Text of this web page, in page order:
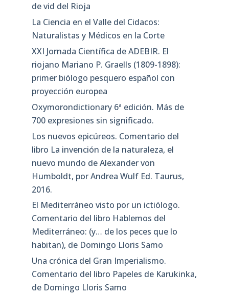
de vid del Rioja
La Ciencia en el Valle del Cidacos:
Naturalistas y Médicos en la Corte
XXI Jornada Científica de ADEBIR. El
riojano Mariano P. Graells (1809-1898):
primer biólogo pesquero español con
proyección europea
Oxymorondictionary 6ª edición. Más de
700 expresiones sin significado.
Los nuevos epicúreos. Comentario del
libro La invención de la naturaleza, el
nuevo mundo de Alexander von
Humboldt, por Andrea Wulf Ed. Taurus,
2016.
El Mediterráneo visto por un ictiólogo.
Comentario del libro Hablemos del
Mediterráneo: (y… de los peces que lo
habitan), de Domingo Lloris Samo
Una crónica del Gran Imperialismo.
Comentario del libro Papeles de Karukinka,
de Domingo Lloris Samo